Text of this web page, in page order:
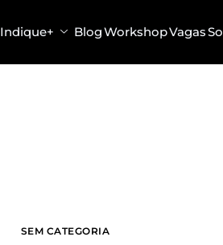
Indique+ BlogWorkshopVagas
SEM CATEGORIA